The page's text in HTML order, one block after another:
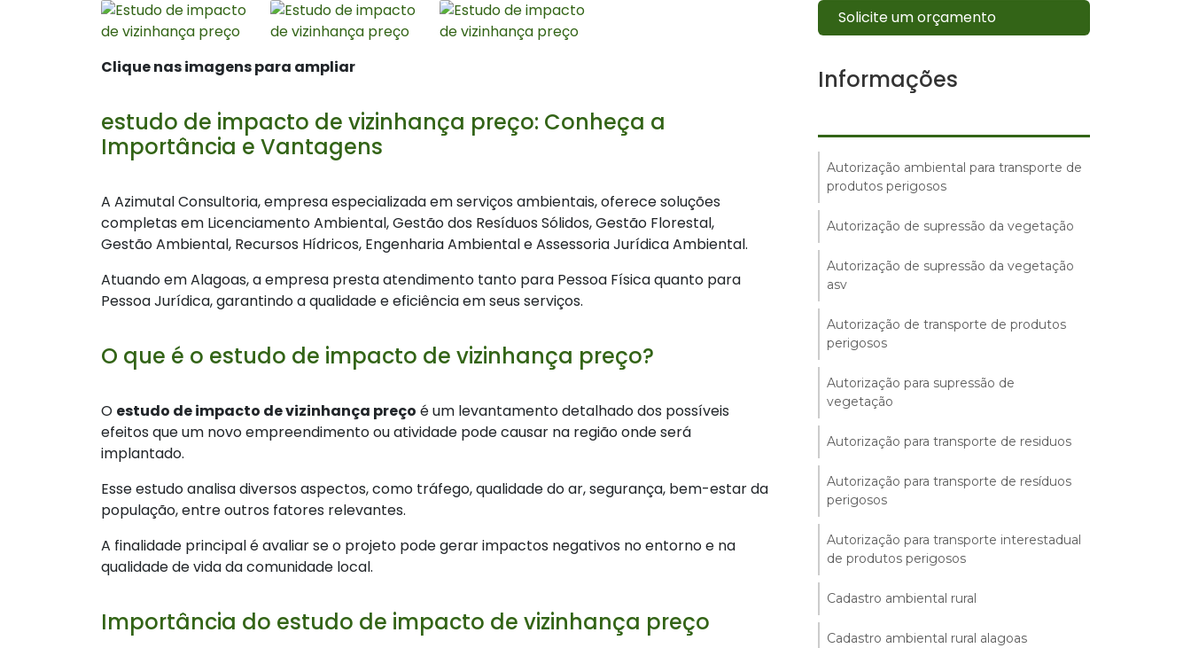
Clique nas imagens para ampliar
estudo de impacto de vizinhança preço: Conheça a
Importância e Vantagens
A Azimutal Consultoria, empresa especializada em serviços ambientais, oferece soluções
completas em Licenciamento Ambiental, Gestão dos Resíduos Sólidos, Gestão Florestal,
Gestão Ambiental, Recursos Hídricos, Engenharia Ambiental e Assessoria Jurídica Ambiental.
Atuando em Alagoas, a empresa presta atendimento tanto para Pessoa Física quanto para
Pessoa Jurídica, garantindo a qualidade e eficiência em seus serviços.
O que é o estudo de impacto de vizinhança preço?
O estudo de impacto de vizinhança preço é um levantamento detalhado dos possíveis
efeitos que um novo empreendimento ou atividade pode causar na região onde será
implantado.
Esse estudo analisa diversos aspectos, como tráfego, qualidade do ar, segurança, bem-estar da
população, entre outros fatores relevantes.
A finalidade principal é avaliar se o projeto pode gerar impactos negativos no entorno e na
qualidade de vida da comunidade local.
Importância do estudo de impacto de vizinhança preço
Solicite um orçamento
Informações
Autorização ambiental para transporte de
produtos perigosos
Autorização de supressão da vegetação
Autorização de supressão da vegetação
asv
Autorização de transporte de produtos
perigosos
Autorização para supressão de
vegetação
Autorização para transporte de residuos
Autorização para transporte de resíduos
perigosos
Autorização para transporte interestadual
de produtos perigosos
Cadastro ambiental rural
Cadastro ambiental rural alagoas